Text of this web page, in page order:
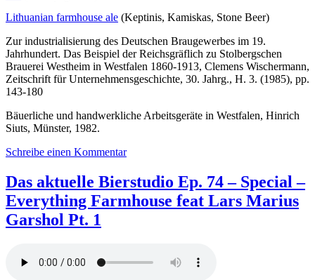
Lithuanian farmhouse ale (Keptinis, Kamiskas, Stone Beer)
Zur industrialisierung des Deutschen Braugewerbes im 19.
Jahrhundert. Das Beispiel der Reichsgräflich zu Stolbergschen
Brauerei Westheim in Westfalen 1860-1913, Clemens Wischermann,
Zeitschrift für Unternehmensgeschichte, 30. Jahrg., H. 3. (1985), pp.
143-180
Bäuerliche und handwerkliche Arbeitsgeräte in Westfalen, Hinrich
Siuts, Münster, 1982.
Schreibe einen Kommentarzu
aktuelle
Bierstudio
Ep.
Everything
Das aktuelle Bierstudio Ep. 74 – Special –
Everything Farmhouse feat Lars Marius
Garshol Pt. 1